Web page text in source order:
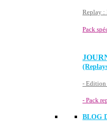
Replay :
Pack
- Edition
- Pack
BLOG